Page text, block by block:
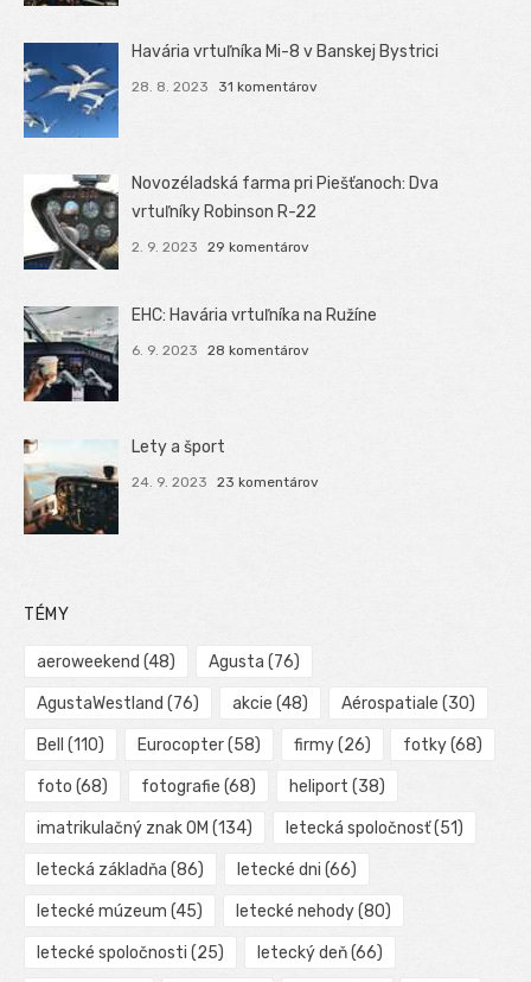
Havária vrtuľníka Mi-8 v Banskej Bystrici
28. 8. 2023 31 komentárov
Novozéladská farma pri Piešťanoch: Dva
vrtuľníky Robinson R-22
2. 9. 2023 29 komentárov
EHC: Havária vrtuľníka na Ružíne
6. 9. 2023 28 komentárov
Lety a šport
24. 9. 2023 23 komentárov
TÉMY
aeroweekend (48) Agusta (76)
AgustaWestland (76) akcie (48) Aérospatiale (30)
Bell (110) Eurocopter(58) firmy(26) fotky(68)
foto (68) fotografie (68) heliport (38)
imatrikulačný znak OM (134) letecká spoločnosť(51)
letecká základňa (86) letecké dni (66)
letecké múzeum (45) letecké nehody(80)
letecké spoločnosti (25) letecký deň(66)